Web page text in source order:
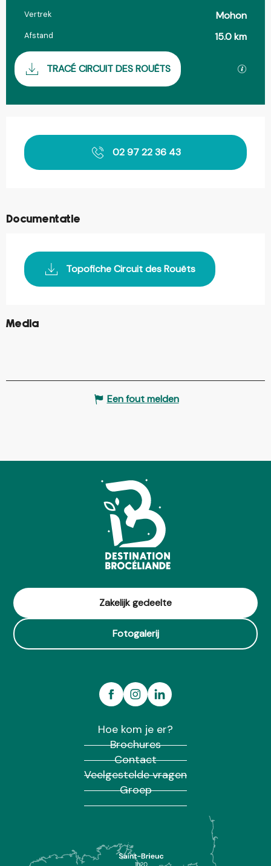
Praktische informatie
Vertrek Mohon
Afstand 15.0 km
TRACÉ CIRCUIT DES ROUËTS Met
02 97 22 36 43
Documentatie
Topofiche Circuit des Rouëts
Media
©
©
Een fout melden
Zakelijk gedeelte
Fotogalerij
Hoe kom je er?
Brochures
Contact
Veelgestelde vragen
Groep